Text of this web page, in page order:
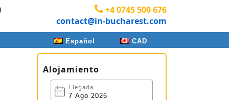
+4 0745 500 676
contact@in-bucharest.com
Español CAD
Alojamiento
Llegada